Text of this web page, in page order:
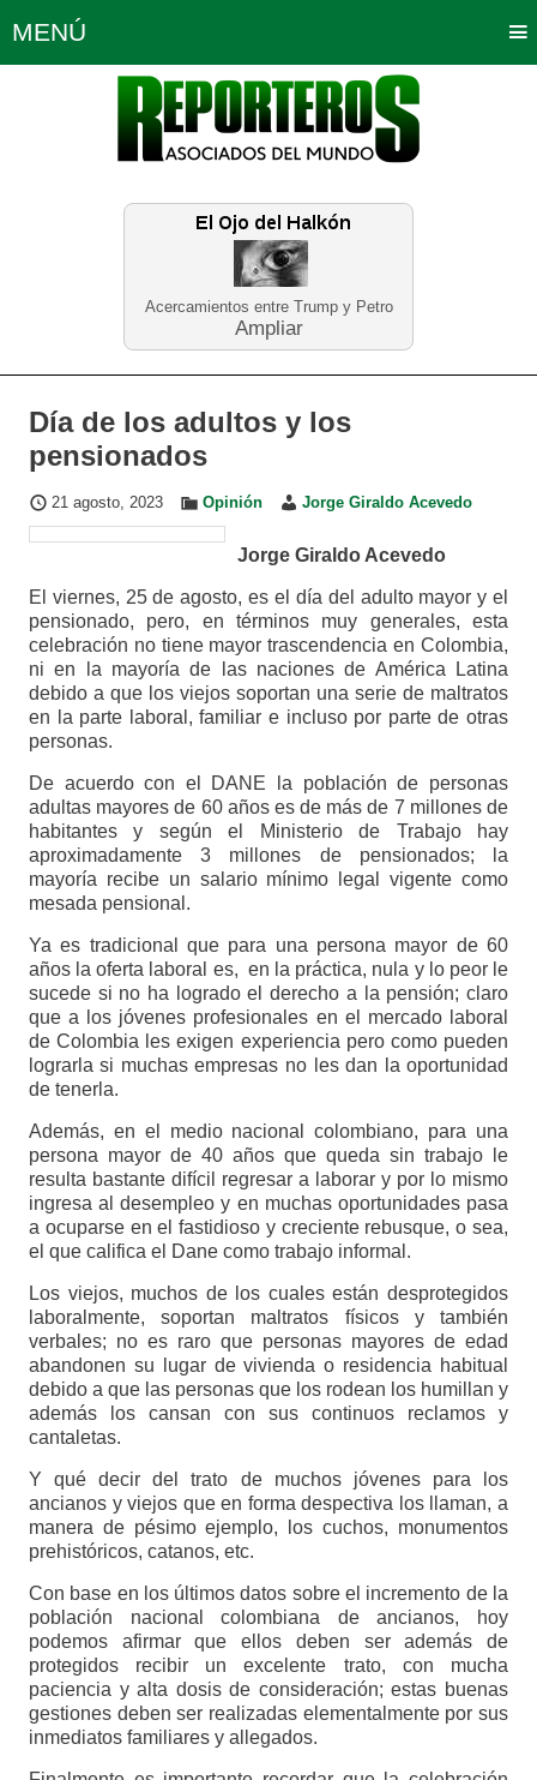
Acercamientos entre Trump y Petro
Ampliar
MENÚ
Política Opinión Bogotá
Planeta Tierra Deportes
Educación Neira
Día de los adultos y los
pensionados
21 agosto, 2023 Opinión Jorge Giraldo Acevedo
Jorge Giraldo Acevedo
El viernes, 25 de agosto, es el día del adulto mayor y el
pensionado, pero, en términos muy generales, esta
celebración no tiene mayor trascendencia en Colombia,
ni en la mayoría de las naciones de América Latina
debido a que los viejos soportan una serie de maltratos
en la parte laboral, familiar e incluso por parte de otras
personas.
De acuerdo con el DANE la población de personas
adultas mayores de 60 años es de más de 7 millones de
habitantes y según el Ministerio de Trabajo hay
aproximadamente 3 millones de pensionados; la
mayoría recibe un salario mínimo legal vigente como
mesada pensional.
Ya es tradicional que para una persona mayor de 60
años la oferta laboral es, en la práctica, nula y lo peor le
sucede si no ha logrado el derecho a la pensión; claro
que a los jóvenes profesionales en el mercado laboral
de Colombia les exigen experiencia pero como pueden
lograrla si muchas empresas no les dan la oportunidad
de tenerla.
Además, en el medio nacional colombiano, para una
persona mayor de 40 años que queda sin trabajo le
resulta bastante difícil regresar a laborar y por lo mismo
ingresa al desempleo y en muchas oportunidades pasa
a ocuparse en el fastidioso y creciente rebusque, o sea,
el que califica el Dane como trabajo informal.
Los viejos, muchos de los cuales están desprotegidos
laboralmente, soportan maltratos físicos y también
verbales; no es raro que personas mayores de edad
abandonen su lugar de vivienda o residencia habitual
debido a que las personas que los rodean los humillan y
además los cansan con sus continuos reclamos y
cantaletas.
Y qué decir del trato de muchos jóvenes para los
ancianos y viejos que en forma despectiva los llaman, a
manera de pésimo ejemplo, los cuchos, monumentos
prehistóricos, catanos, etc.
Con base en los últimos datos sobre el incremento de la
población nacional colombiana de ancianos, hoy
podemos afirmar que ellos deben ser además de
protegidos recibir un excelente trato, con mucha
paciencia y alta dosis de consideración; estas buenas
gestiones deben ser realizadas elementalmente por sus
inmediatos familiares y allegados.